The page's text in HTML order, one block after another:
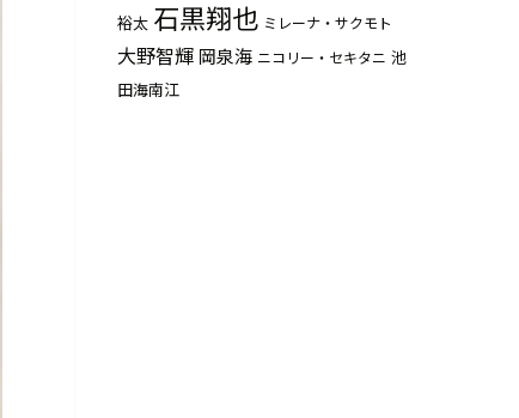
裕太 石黒翔也 ミレーナ・サクモト
大野智輝 岡泉海 ニコリー・セキタニ 池
田海南江